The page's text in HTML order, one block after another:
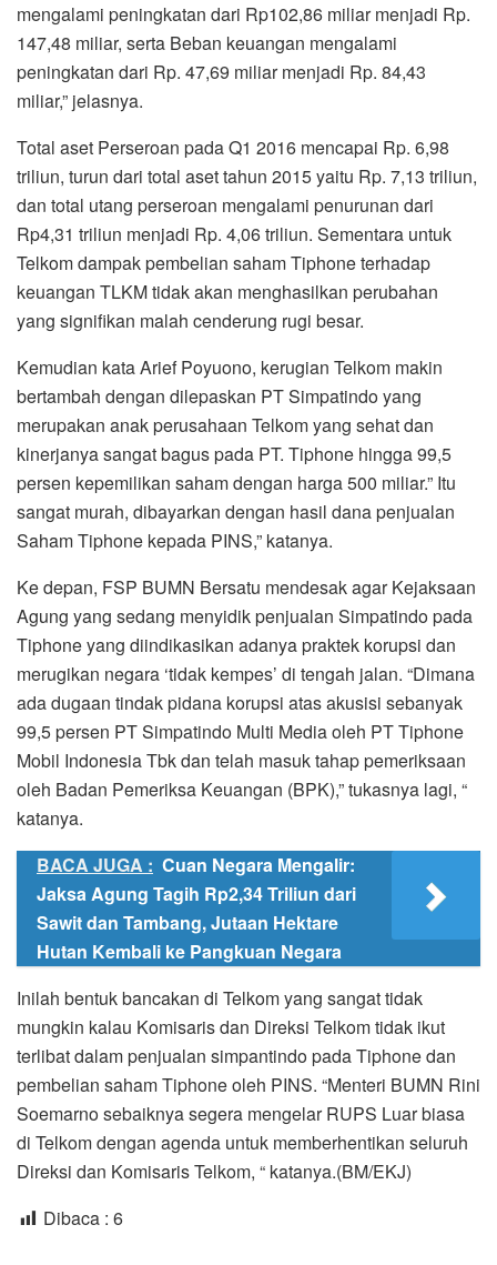
mengalami peningkatan dari Rp102,86 miliar menjadi Rp.
147,48 miliar, serta Beban keuangan mengalami
peningkatan dari Rp. 47,69 miliar menjadi Rp. 84,43
miliar,” jelasnya.
Total aset Perseroan pada Q1 2016 mencapai Rp. 6,98
triliun, turun dari total aset tahun 2015 yaitu Rp. 7,13 triliun,
dan total utang perseroan mengalami penurunan dari
Rp4,31 triliun menjadi Rp. 4,06 triliun. Sementara untuk
Telkom dampak pembelian saham Tiphone terhadap
keuangan TLKM tidak akan menghasilkan perubahan
yang signifikan malah cenderung rugi besar.
Kemudian kata Arief Poyuono, kerugian Telkom makin
bertambah dengan dilepaskan PT Simpatindo yang
merupakan anak perusahaan Telkom yang sehat dan
kinerjanya sangat bagus pada PT. Tiphone hingga 99,5
persen kepemilikan saham dengan harga 500 miliar.” Itu
sangat murah, dibayarkan dengan hasil dana penjualan
Saham Tiphone kepada PINS,” katanya.
Ke depan, FSP BUMN Bersatu mendesak agar Kejaksaan
Agung yang sedang menyidik penjualan Simpatindo pada
Tiphone yang diindikasikan adanya praktek korupsi dan
merugikan negara ‘tidak kempes’ di tengah jalan. “Dimana
ada dugaan tindak pidana korupsi atas akusisi sebanyak
99,5 persen PT Simpatindo Multi Media oleh PT Tiphone
Mobil Indonesia Tbk dan telah masuk tahap pemeriksaan
oleh Badan Pemeriksa Keuangan (BPK),” tukasnya lagi, “
katanya.
BACA JUGA : Cuan Negara Mengalir:
Jaksa Agung Tagih Rp2,34 Triliun dari
Sawit dan Tambang, Jutaan Hektare
Hutan Kembali ke Pangkuan Negara
Inilah bentuk bancakan di Telkom yang sangat tidak
mungkin kalau Komisaris dan Direksi Telkom tidak ikut
terlibat dalam penjualan simpantindo pada Tiphone dan
pembelian saham Tiphone oleh PINS. “Menteri BUMN Rini
Soemarno sebaiknya segera mengelar RUPS Luar biasa
di Telkom dengan agenda untuk memberhentikan seluruh
Direksi dan Komisaris Telkom, “ katanya.(BM/EKJ)
Dibaca : 6